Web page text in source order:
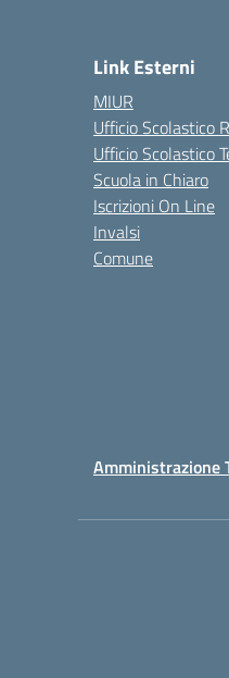
Link Esterni
MIUR
Ufficio Scolastico
Ufficio Scolastico
Scuola in Chiaro
Iscrizioni On Line
Invalsi
Comune
Amministrazione